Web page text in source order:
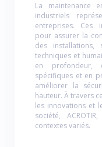
La maintenance
industriels
entreprises. Ces
pour assurer la
des installations,
techniques et
en profondeur,
spécifiques et en
améliorer la
hauteur. À travers
les innovations et
société,
contextes variés.